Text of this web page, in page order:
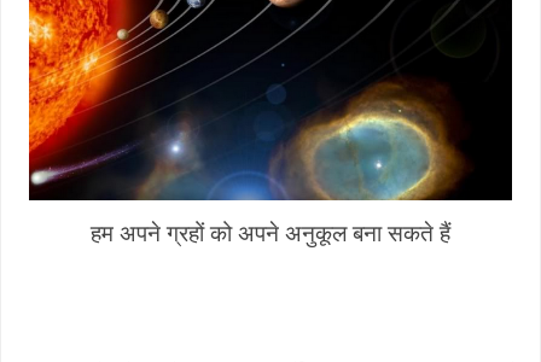
हम अपने ग्रहों को अपने अनुकूल बना सकते हैं